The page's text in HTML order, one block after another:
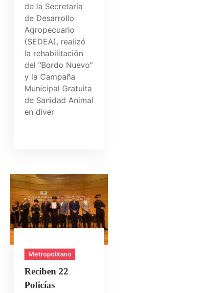
de la Secretaría
de Desarrollo
Agropecuario
(SEDEA), realizó
la rehabilitación
del “Bordo Nuevo”
y la Campaña
Municipal Gratuita
de Sanidad Animal
en diver
Metropolitano
Reciben 22
Policías